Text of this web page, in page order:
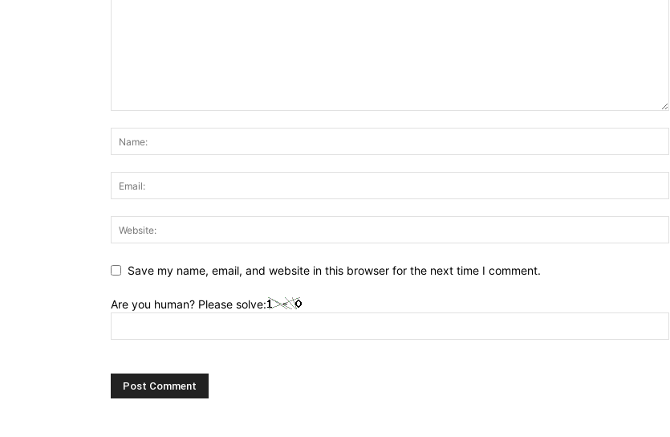
Save my name, email, and website in this browser for the next time I comment.
Are you human? Please solve: